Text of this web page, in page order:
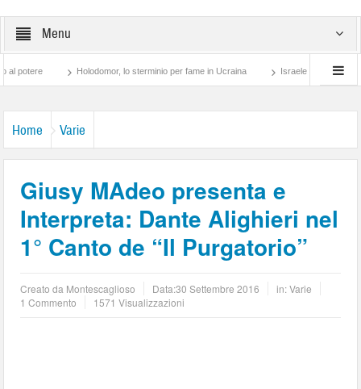
Menu
Holodomor, lo sterminio per fame in Ucraina Israele, il sangue degli altri
Home Varie
Giusy MAdeo presenta e
Interpreta: Dante Alighieri nel
1° Canto de “Il Purgatorio”
Creato da Montescaglioso Data:30 Settembre 2016 in:Varie
1 Commento
1571 Visualizzazioni